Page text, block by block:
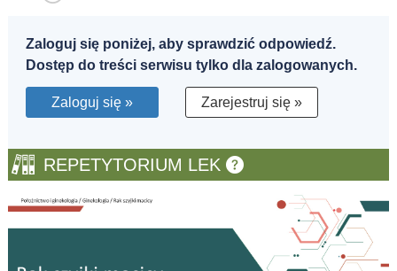
Zaloguj się poniżej, aby sprawdzić odpowiedź.
Dostęp do treści serwisu tylko dla zalogowanych.
Zaloguj się » Zarejestruj się »
REPETYTORIUM LEK